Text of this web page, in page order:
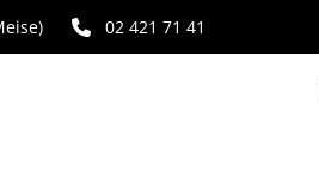
02 421 71 41